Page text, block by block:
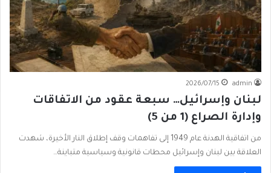
admin
2026/07/15
لبنان وإسرائيل… سبعة عقود من الاتفاقات
وإدارة الصراع (1 من 5)
من اتفاقية الهدنة عام 1949 إلى تفاهمات وقف إطلاق النار الأخيرة، شهدت
العلاقة بين لبنان وإسرائيل محطات قانونية وسياسية متباينة…